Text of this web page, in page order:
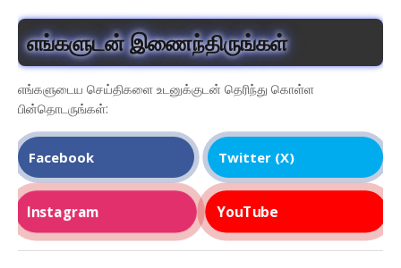
எங்களுடன் இணைந்திருங்கள்
எங்களுடைய செய்திகளை உடனுக்குடன் தெரிந்து கொள்ள
பின்தொடருங்கள்:
Facebook Twitter (X)
Instagram YouTube